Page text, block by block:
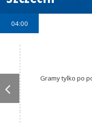
04:00
Gramy tylko po